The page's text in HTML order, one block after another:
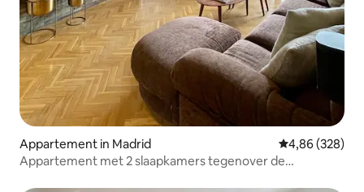
Appartement in Madrid Gemiddelde
4,86 (328)
Appartement met 2 slaapkamers tegenover de